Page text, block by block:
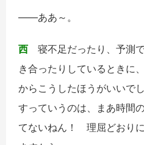
――ああ～。
西 寝不足だったり、予測
き合ったりしているときに
からこうしたほうがいいで
すっていうのは、まあ時間
てないねん！ 理屈どおり